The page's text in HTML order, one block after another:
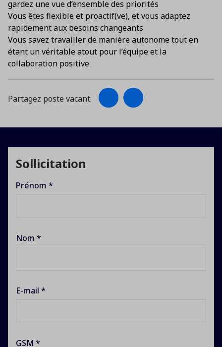
gardez une vue d’ensemble des priorités
Vous êtes flexible et proactif(ve), et vous adaptez
rapidement aux besoins changeants
Vous savez travailler de manière autonome tout en
étant un véritable atout pour l’équipe et la
collaboration positive
Partagez poste vacant:
Sollicitation
Prénom *
Nom *
E-mail *
GSM *